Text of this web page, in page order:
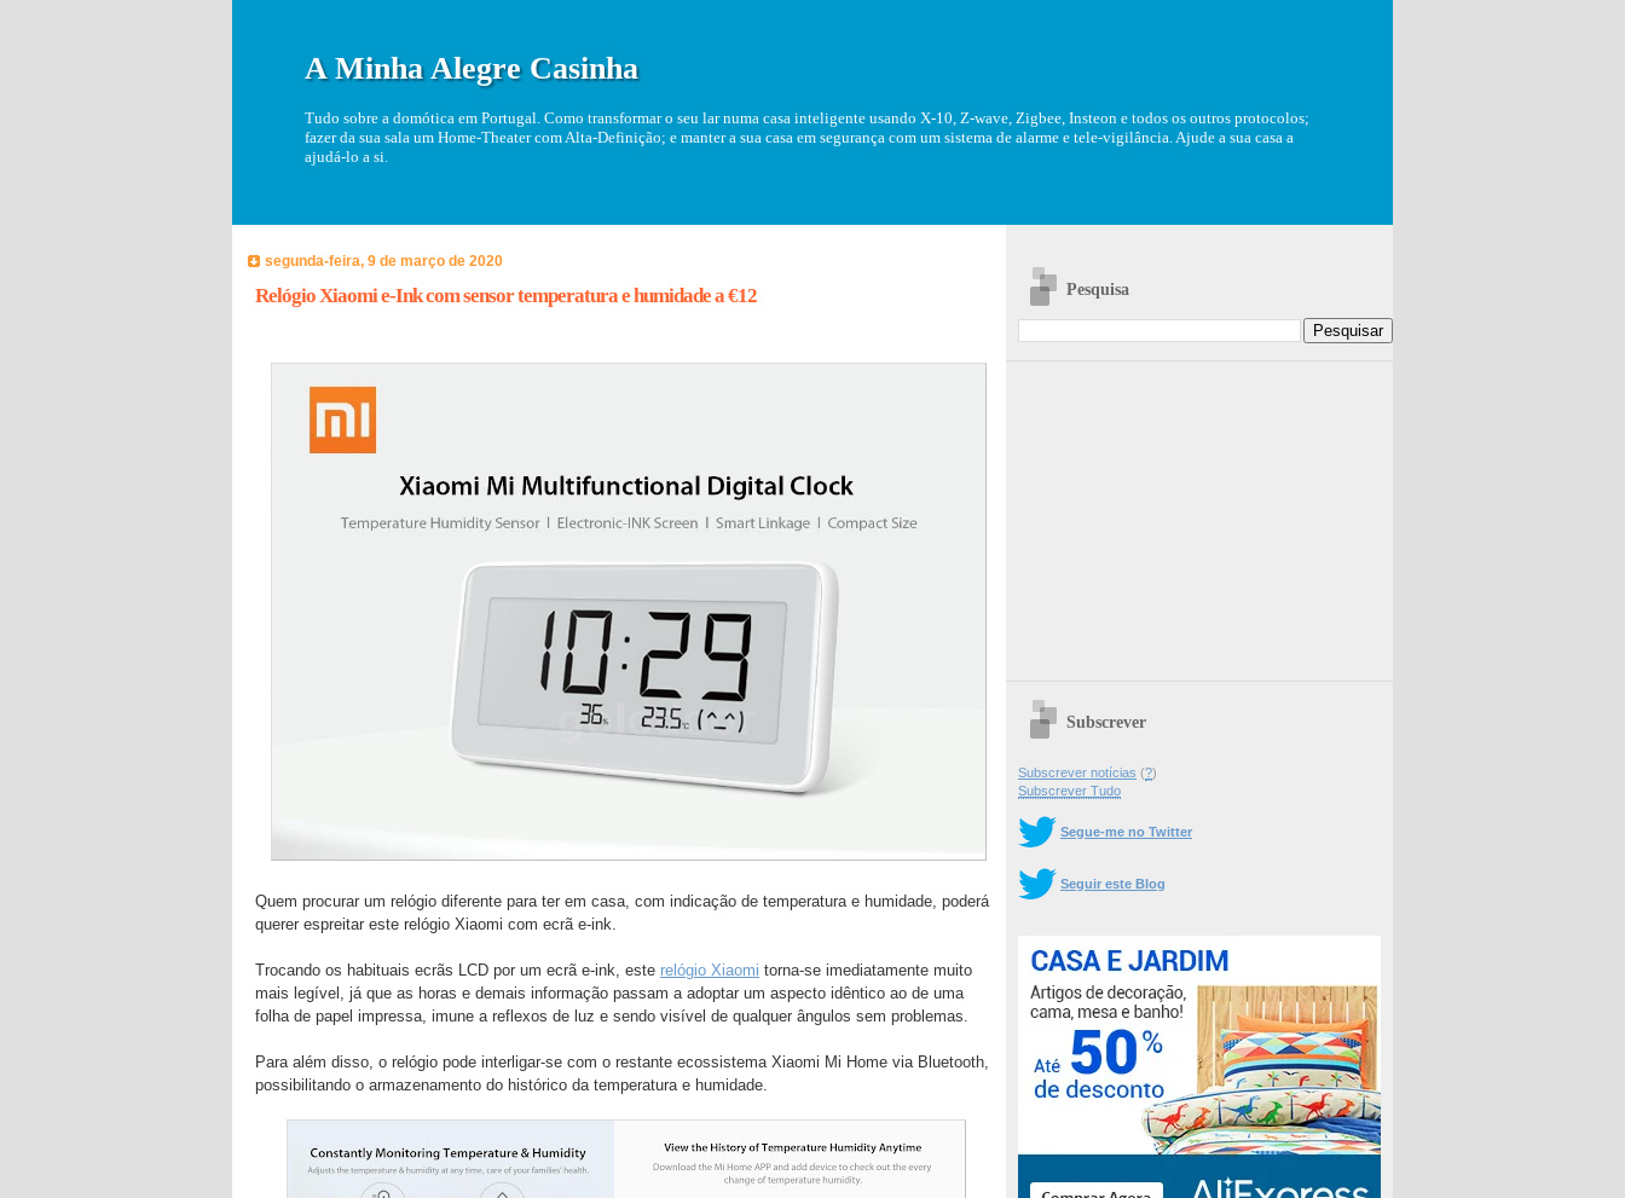
A Minha Alegre Casinha
Tudo sobre a domótica em Portugal. Como transformar o seu lar numa casa inteligente usando X-10, Z-wave, Zigbee, Insteon e todos os outros protocolos;
fazer da sua sala um Home-Theater com Alta-Definição; e manter a sua casa em segurança com um sistema de alarme e tele-vigilância. Ajude a sua casa a
ajudá-lo a si.
segunda-feira, 9 de março de 2020
Relógio Xiaomi e-Ink com sensor temperatura e humidade a €12
Quem procurar um relógio diferente para ter em casa, com indicação de temperatura e humidade, poderá
querer espreitar este relógio Xiaomi com ecrã e-ink.
Trocando os habituais ecrãs LCD por um ecrã e-ink, este relógio Xiaomi torna-se imediatamente muito
mais legível, já que as horas e demais informação passam a adoptar um aspecto idêntico ao de uma
folha de papel impressa, imune a reflexos de luz e sendo visível de qualquer ângulos sem problemas.
Para além disso, o relógio pode interligar-se com o restante ecossistema Xiaomi Mi Home via Bluetooth,
possibilitando o armazenamento do histórico da temperatura e humidade.
Pesquisa
Subscrever
Subscrever notícias (?)
Subscrever Tudo
Segue-me no Twitter
Seguir este Blog